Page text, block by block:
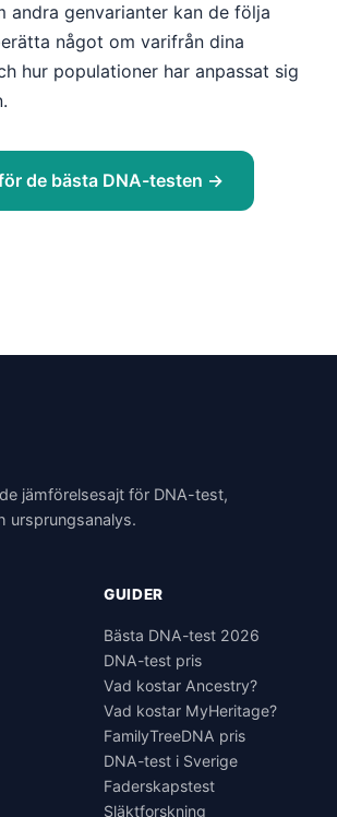
andra genvarianter kan de följa
något om varifrån dina
hur populationer har anpassat sig
de bästa DNA-testen →
jämförelsesajt för DNA-test,
ursprungsanalys.
GUIDER
Bästa DNA-test 2026
DNA-test pris
Vad kostar Ancestry?
Vad kostar MyHeritage?
FamilyTreeDNA pris
DNA-test i Sverige
Faderskapstest
Släktforskning